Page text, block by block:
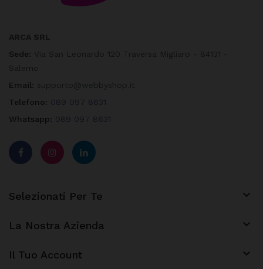
Sede:
Email:
Telefono: 089 097 8631
Whatsapp: 089 097 8631
Selezionati Per Te 
La Nostra Azienda 
Il Tuo Account keyboard_arrow_down